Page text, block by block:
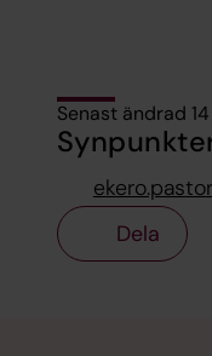
Senast ändrad
Dela